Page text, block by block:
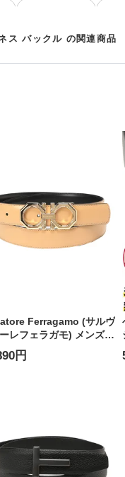
ス バックル の関連商品
Ferragamo (サルヴ
レフェラガモ) メンズ
ト リバーシブル ピンバッ
円